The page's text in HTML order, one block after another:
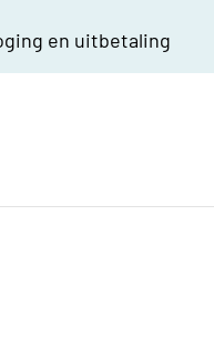
en uitbetaling